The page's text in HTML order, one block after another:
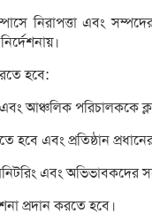
নিরাপত্তা এবং
হবে:
আঞ্চলিক পরিচালককে
হবে এবং প্রতিষ্ঠান
এবং
প্রদান করতে হবে।